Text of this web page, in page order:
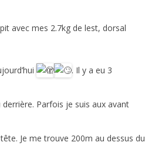
avec mes 2.7kg de lest, dorsal
. Il y a eu 3
Parfois je suis aux avant
Je me trouve 200m au dessus du